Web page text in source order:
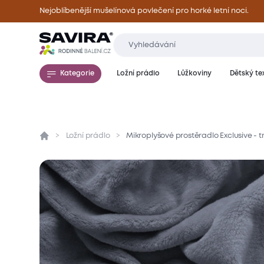
Nejoblíbenější mušelínová povlečení pro horké letní noci.
Kategorie Ložní prádlo Lůžkoviny Dětský
Přehled Parametry Popis produktu
Ložní prádlo Mikroplyšové prostěradlo Exclusive -